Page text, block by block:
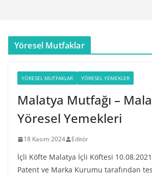
Yöresel Mutfaklar
YÖRESEL MUTFAKLAR YÖRESEL YEMEKLER
Malatya Mutfağı –
Yöresel Yemekleri
18 Kasım 2024 Editör
İçli Köfte Malatya İçli Köftesi
Patent ve Marka Kurumu tarafından